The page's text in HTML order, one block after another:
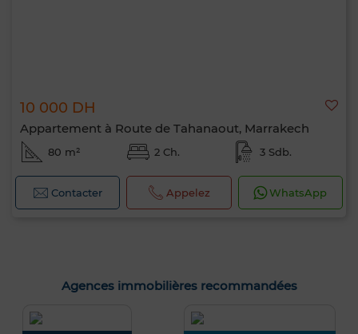
10 000 DH
Appartement à Route de Tahanaout, Marrakech
80 m² 2 Ch. 3 Sdb.
Contacter Appelez WhatsApp
Agences immobilières recommandées